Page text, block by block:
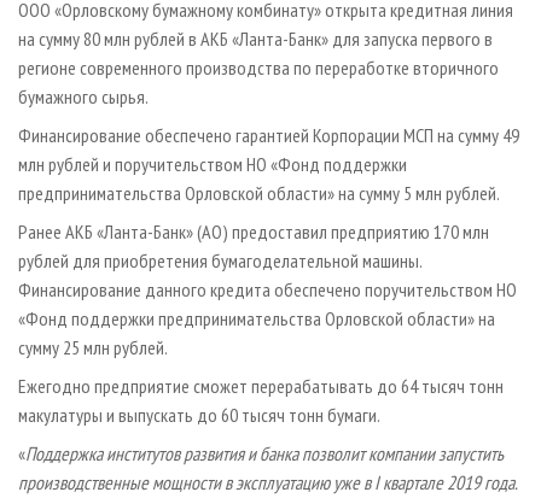
ООО «Орловскому бумажному комбинату» открыта кредитная линия
на сумму 80 млн рублей в АКБ «Ланта-Банк» для запуска первого в
регионе современного производства по переработке вторичного
бумажного сырья.
Финансирование обеспечено гарантией Корпорации МСП на сумму 49
млн рублей и поручительством НО «Фонд поддержки
предпринимательства Орловской области» на сумму 5 млн рублей.
Ранее АКБ «Ланта-Банк» (АО) предоставил предприятию 170 млн
рублей для приобретения бумагоделательной машины.
Финансирование данного кредита обеспечено поручительством НО
«Фонд поддержки предпринимательства Орловской области» на
сумму 25 млн рублей.
Ежегодно предприятие сможет перерабатывать до 64 тысяч тонн
макулатуры и выпускать до 60 тысяч тонн бумаги.
«Поддержка институтов развития и банка позволит компании запустить
производственные мощности в эксплуатацию уже в I квартале 2019 года.